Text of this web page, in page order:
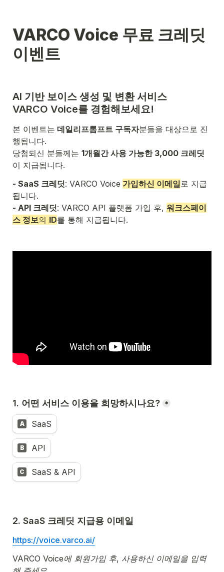
VARCO Voice 무료 크레딧
이벤트
AI 기반 보이스 생성 및 변환 서비스
VARCO Voice를 경험해보세요!
본 이벤트는 데일리프롬프트 구독자분들을 대상으로 진
행됩니다.
당첨되신 분들께는 1개월간 사용 가능한 3,000 크레딧
이 지급됩니다.
- SaaS 크레딧: VARCO Voice 가입하신 이메일로 지급
- API 크레딧: VARCO API 플랫폼 가입 후, 워크스페이
스 정보의 ID를 통해 지급됩니다.
1. 어떤 서비스 이용을 희망하시나요? *
A SaaS
B API
C SaaS & API
2. SaaS 크레딧 지급용 이메일
https://voice.varco.ai/
VARCO Voice에 회원가입 후, 사용하신 이메일을 입력